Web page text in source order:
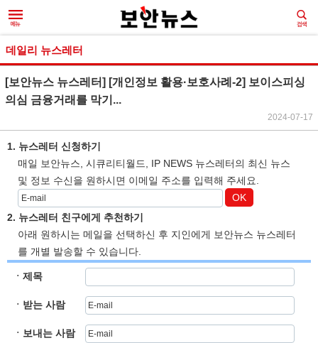
데일리 뉴스레터
[보안뉴스 뉴스레터] [개인정보 활용·보호사례-2] 보이스피싱
의심 금융거래를 막기...
2024-07-17
1. 뉴스레터 신청하기
매일 보안뉴스, 시큐리티월드, IP NEWS 뉴스레터의 최신 뉴스
및 정보 수신을 원하시면 이메일 주소를 입력해 주세요.
OK
2. 뉴스레터 친구에게 추천하기
아래 원하시는 메일을 선택하신 후 지인에게 보안뉴스 뉴스레터
를 개별 발송할 수 있습니다.
ㆍ제목
ㆍ받는 사람
ㆍ보내는 사람